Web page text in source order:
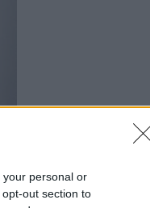
personal or
out section to